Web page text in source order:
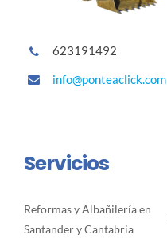
623191492
info@ponteaclick.com
Servicios
Reformas y Albañilería en
Santander y Cantabria